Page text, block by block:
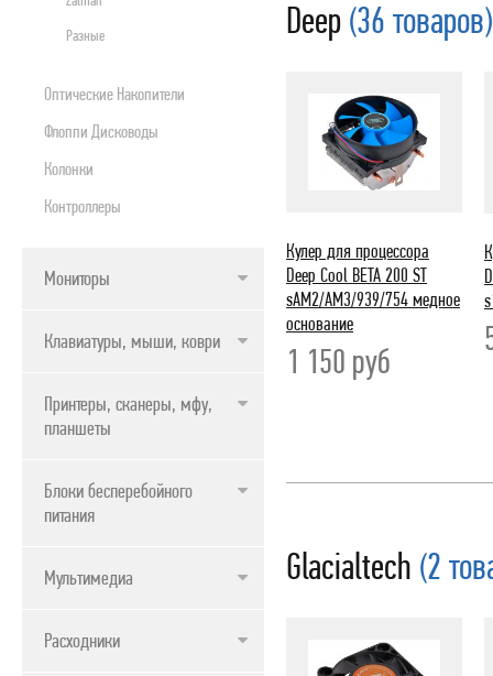
ПРОДУКТЫ APPLE
Разные
Оптические Накопители
Флоппи Дисководы
Колонки
Контроллеры
Мониторы
Клавиатуры, мыши, коврики
Принтеры, сканеры, мфу,
планшеты
Блоки бесперебойного
питания
Мультимедиа
Расходники
Deep (36 товаров)
Кулер для процессора
Deep Cool BETA 200 ST
sAM2/AM3/939/754 медное
основаниe
1 150 руб
Glacialtech (2